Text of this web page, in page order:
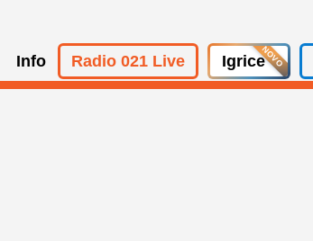
Info Radio 021 Live Igrice